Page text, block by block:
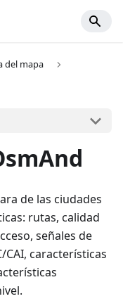
del mapa
de las ciudades
rutas, calidad
señales de
características